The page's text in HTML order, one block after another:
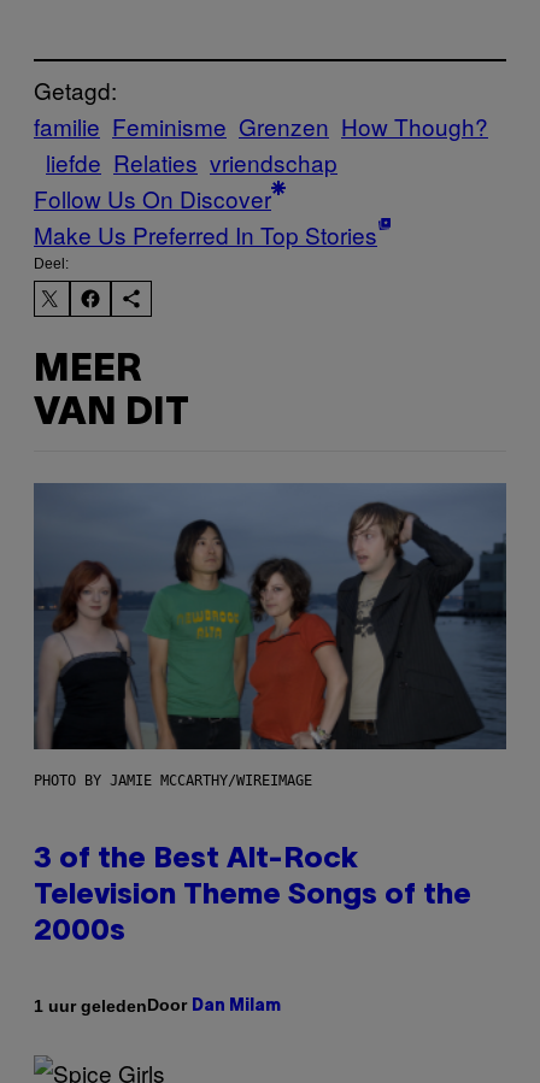
Getagd:
familie Feminisme Grenzen How Though?
liefde Relaties vriendschap
Follow Us On Discover
Make Us Preferred In Top Stories
Deel:
MEER
VAN DIT
PHOTO BY JAMIE MCCARTHY/WIREIMAGE
3 of the Best Alt-Rock
Television Theme Songs of the
2000s
1 uur geledenDoor Dan Milam